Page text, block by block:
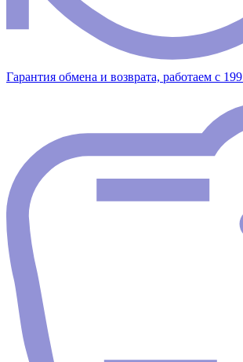
Гарантия обмена и возврата, работаем с